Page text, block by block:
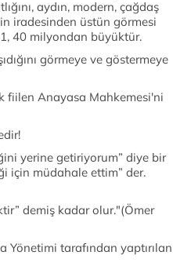
aydın, modern, çağdaş
iradesinden üstün görmesi
40 milyondan büyüktür.
görmeye ve göstermeye
fiilen Anayasa Mahkemesi'ni
yerine getiriyorum” diye bir
için müdahale ettim” der.
demiş kadar olur."(Ömer
tarafından yaptırılan